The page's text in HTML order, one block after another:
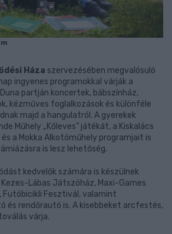
Háza szervezésében megvalósuló
ingyenes programokkal várják a
partján koncertek, bábszínház,
kézműves foglalkozások és különféle
majd a hangulatról. A gyerekek
Műhely „Kőleves” játékát, a Kiskalács
a Mokka Alkotóműhely programjait is
is lesz lehetőség.
kedvelők számára is készülnek
Lábas Játszóház, Maxi-Games
Futóbicikli Fesztivál, valamint
és rendőrautó is. A kisebbeket arcfestés,
várja.